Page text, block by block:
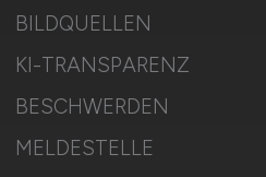
BILDQUELLEN
KI-TRANSPARENZ
BESCHWERDEN
MELDESTELLE